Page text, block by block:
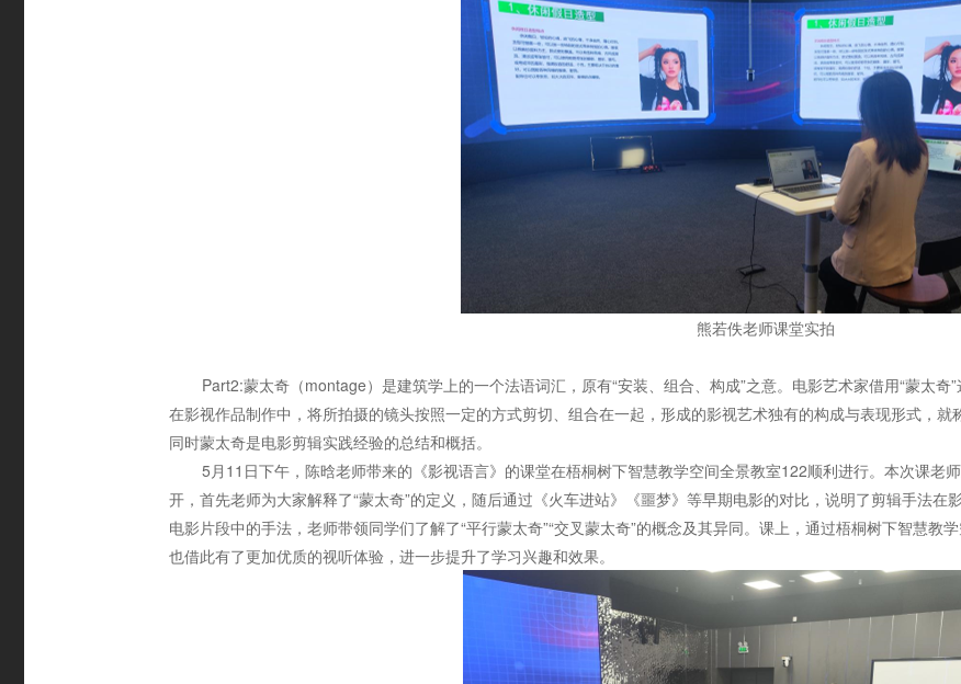
熊若佚老师课堂实拍
Part2:蒙太奇（montage）是建筑学上的一个法语词汇，原有“安装、组合、构成”之意。电影艺术家借用“蒙太奇
在影视作品制作中，将所拍摄的镜头按照一定的方式剪切、组合在一起，形成的影视艺术独有的构成与表现形式，就
同时蒙太奇是电影剪辑实践经验的总结和概括。
5月11日下午，陈晗老师带来的《影视语言》的课堂在梧桐树下智慧教学空间全景教室122顺利进行。本次课老
开，首先老师为大家解释了“蒙太奇”的定义，随后通过《火车进站》《噩梦》等早期电影的对比，说明了剪辑手法
电影片段中的手法，老师带领同学们了解了“平行蒙太奇”“交叉蒙太奇”的概念及其异同。课上，通过梧桐树下智慧教
也借此有了更加优质的视听体验，进一步提升了学习兴趣和效果。